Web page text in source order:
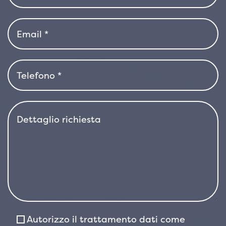
particolarmente interessante nelle stagioni
più fredde, quando altre piante possono
sembrare più spoglie. Il colore dorato può
variare a seconda dell’esposizione al sole,
diventando più intenso in condizioni di pieno
sole e più morbido in zone ombreggiate. In
inverno, la pianta mantiene la sua
molto resistente e adattabile a diversi tipi di
terreno, anche se preferisce suoli ben drenati,
fertili e leggermente acidi. Si adatta bene
Autorizzo il trattamento dati come